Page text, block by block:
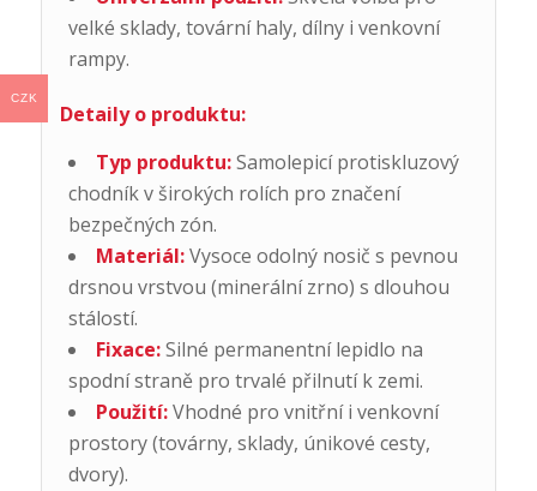
velké sklady, tovární haly, dílny i venkovní
rampy.
Detaily o produktu:
Typ produktu:Samolepicí protiskluzový
chodník v širokých rolích pro značení
bezpečných zón.
Materiál:Vysoce odolný nosič s pevnou
drsnou vrstvou (minerální zrno) s dlouhou
stálostí.
Fixace:Silné permanentní lepidlo na
spodní straně pro trvalé přilnutí k zemi.
Použití:Vhodné pro vnitřní i venkovní
prostory (továrny, sklady, únikové cesty,
dvory).
CZK